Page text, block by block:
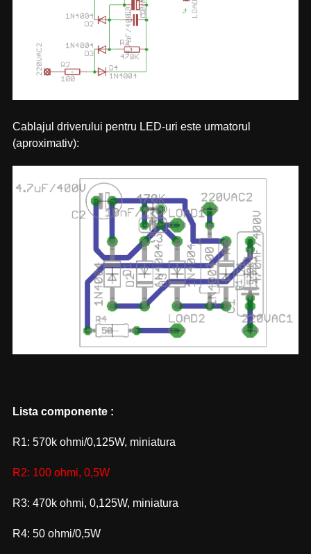
Cablajul driverului pentru LED-uri este urmatorul
(aproximativ):
Lista componente :
R1: 570k ohmi/0,125W, miniatura
R2: 100 ohmi, 0,5W
R3: 470k ohmi, 0,125W, miniatura
R4: 50 ohmi/0,5W